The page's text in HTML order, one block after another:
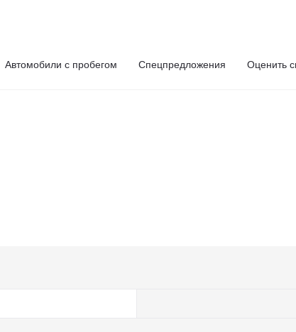
Автомобили с пробегом Спецпредложения Оценить